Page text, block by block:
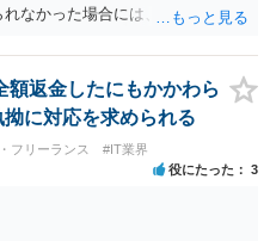
なかった場合には、賠償請求で
税務業務をしていなかったとい
イアントが誤って簡易課税届出書
方式の確認をしなかった問題 と
税理士が責任を持つのは契約に
原則です。 サービスとして委任
責任を負う場合もゼロではあり
かなり上がります。 ②について
が顧客対応することが多いと聞
額返金したにもかかわら
に対応を求められる
フリーランス #IT業界
役にたった 3